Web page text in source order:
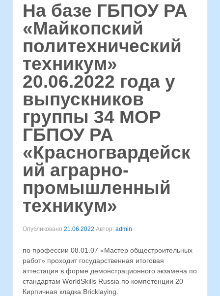
На базе ГБПОУ РА
«Майкопский
политехнический
техникум»
20.06.2022 года у
выпускников
группы 34 МОР
ГБПОУ РА
«Красногвардейск
ий аграрно-
промышленный
техникум»
Опубликовано 21.06.2022 Автор: admin
по профессии 08.01.07 «Мастер общестроительных
работ» проходит государственная итоговая
аттестация в форме демонстрационного экзамена по
стандартам WorldSkills Russia по компетенции 20
Кирпичная кладка Bricklaying.